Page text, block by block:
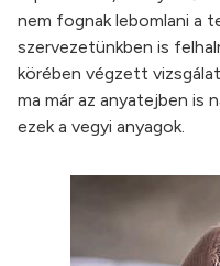
nem fognak lebomlani a
szervezetünkben is
körében végzett
ma már az anyatejben is
ezek a vegyi anyagok.